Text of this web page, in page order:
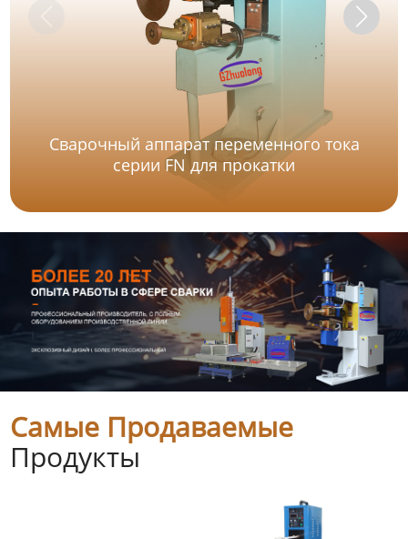
Сварочный аппарат переменного тока
серии FN для прокатки
Самые Продаваемые
Продукты